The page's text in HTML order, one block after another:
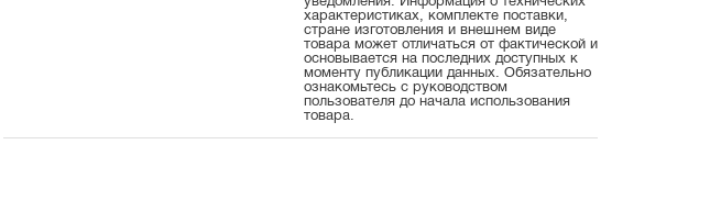
характеристиках, комплекте поставки,
стране изготовления и внешнем виде
товара может отличаться от фактической и
основывается на последних доступных к
моменту публикации данных. Обязательно
ознакомьтесь с руководством
пользователя до начала использования
товара.